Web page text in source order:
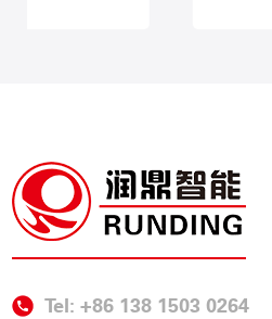
Tel: +86 138 1503 0264